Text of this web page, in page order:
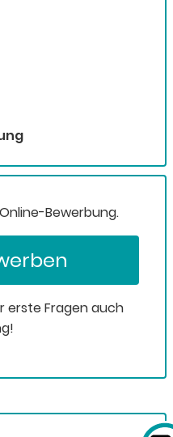
Bewerbung.
erste Fragen auch